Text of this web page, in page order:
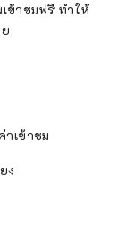
ข้าชมฟรี ทำให้
าเข้าชม
ง